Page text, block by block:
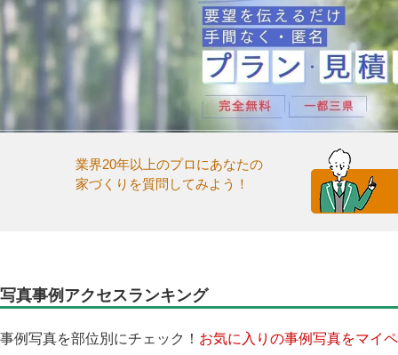
業界20年以上のプロにあなたの
家づくりを質問してみよう！
写真事例アクセスランキング
事例写真を部位別にチェック！ お気に入りの事例写真をマイ